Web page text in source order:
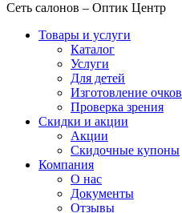
Сеть салонов – Оптик Центр
Товары и услуги
Каталог
Услуги
Для детей
Изготовление очков
Проверка зрения
Скидки и акции
Акции
Скидочные купоны
Компания
О нас
Документы
Отзывы